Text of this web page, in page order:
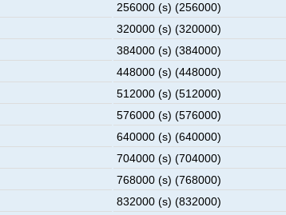
256000 (s) (256000)
320000 (s) (320000)
384000 (s) (384000)
448000 (s) (448000)
512000 (s) (512000)
576000 (s) (576000)
640000 (s) (640000)
704000 (s) (704000)
768000 (s) (768000)
832000 (s) (832000)